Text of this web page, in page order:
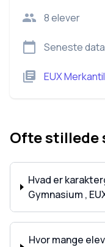
8elever
Seneste
EUX Merkantil
Ofte stillede
Hvad er
Gymnasium ,
Hvor mange